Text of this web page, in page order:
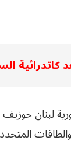
كاتدرائية
لبنان جوزيف